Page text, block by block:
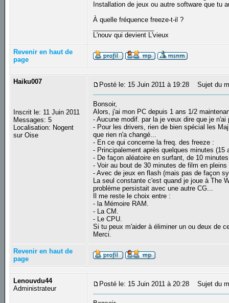
Installation de jeux ou autre software que tu
À quelle fréquence freeze-t-il ?
L'nouv qui devient L'vieux
Revenir en haut de
page
Haiku007
Inscrit le: 11 Juin 2011
Messages: 5
Localisation: Nogent
sur Oise
Posté le: 15 Juin 2011 à 19:28 Sujet du
Bonsoir,
Alors, j'ai mon PC depuis 1 ans 1/2
- Aucune modif. par la je veux dire que je
- Pour les drivers, rien de bien spécial les
que rien n'a changé...
- En ce qui concerne la freq. des freeze :
- Principalement après quelques minutes (15
- De façon aléatoire en surfant, de 10
- Voir au bout de 30 minutes de film en
- Avec de jeux en flash (mais pas de façon
La seul constante c'est quand je joue à The
problème persistait avec une autre CG...
Il me reste le choix entre :
- la Mémoire RAM.
- La CM.
- Le CPU.
Si tu peux m'aider à éliminer un ou deux de
Merci.
Revenir en haut de
page
Lenouvdu44
Administrateur
Posté le: 15 Juin 2011 à 20:28 Sujet du